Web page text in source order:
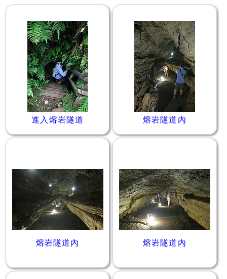
進入熔岩隧道 熔岩隧道內
熔岩隧道內 熔岩隧道內